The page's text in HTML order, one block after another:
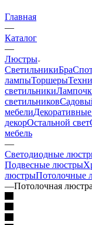
Главная
—
Каталог
—
Люстры
СветильникиБра
лампыТоршеры
светильники
светильников
мебели
декорОстальной свет
мебель
—
Светодиодные
Подвесные люстры
люстрыПотолочные
—Потолочная